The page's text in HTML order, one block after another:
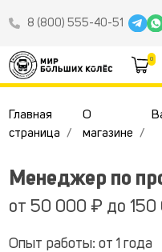
8 (800) 555-40-51
0
Главная
страница
О
магазине
Менеджер по
от 50 000 ₽ до 150
Опыт работы: от 1 года